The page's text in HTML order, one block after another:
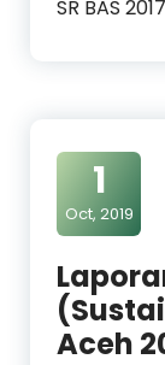
SR BAS 2017
1
Oct, 2019
Aceh